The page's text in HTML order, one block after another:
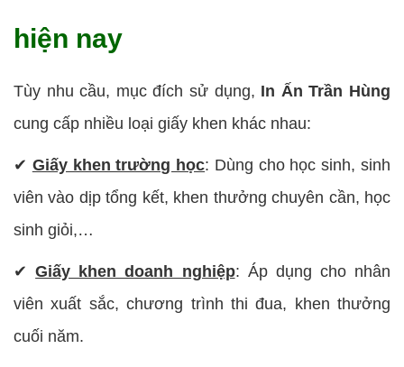
hiện nay
Tùy nhu cầu, mục đích sử dụng, In Ấn Trần Hùng
cung cấp nhiều loại giấy khen khác nhau:
✔ Giấy khen trường học: Dùng cho học sinh, sinh
viên vào dịp tổng kết, khen thưởng chuyên cần, học
sinh giỏi,…
✔Giấy khen doanh nghiệp: Áp dụng cho nhân
viên xuất sắc, chương trình thi đua, khen thưởng
cuối năm.